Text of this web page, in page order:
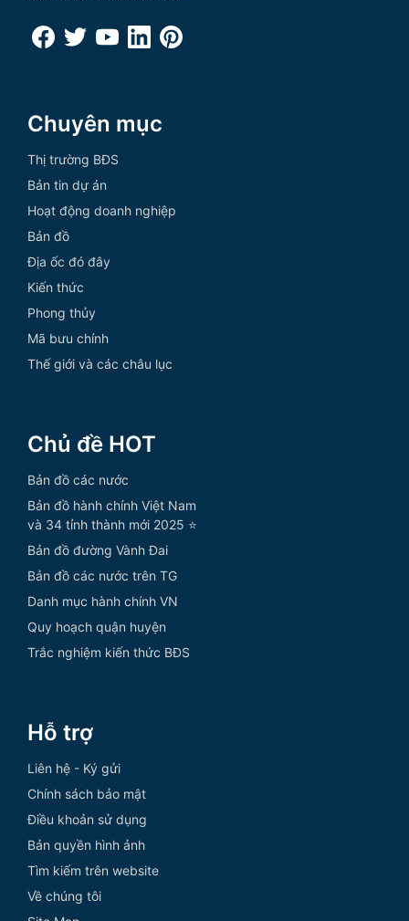
Chuyên mục
Thị trường BĐS
Bản tin dự án
Hoạt động doanh nghiệp
Bản đồ
Địa ốc đó đây
Kiến thức
Phong thủy
Mã bưu chính
Thế giới và các châu lục
Chủ đề HOT
Bản đồ các nước
Bản đồ hành chính Việt Nam
và 34 tỉnh thành mới 2025 ⭐
Bản đồ đường Vành Đai
Bản đồ các nước trên TG
Danh mục hành chính VN
Quy hoạch quận huyện
Trắc nghiệm kiến thức BĐS
Hỗ trợ
Liên hệ - Ký gửi
Chính sách bảo mật
Điều khoản sử dụng
Bản quyền hình ảnh
Tìm kiếm trên website
Về chúng tôi